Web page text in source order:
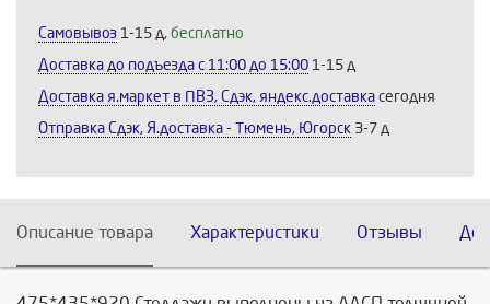
Самовывоз 1-15 д, бесплатно
Доставка до подъезда c 11:00 до 15:00 1-15 д
Доставка я.маркет в ПВЗ, Сдэк, яндекс.доставка сегодня
Отправка Сдэк, Я.доставка - Тюмень, Югорск 3-7 д
Описание товара Характеристики Отзывы